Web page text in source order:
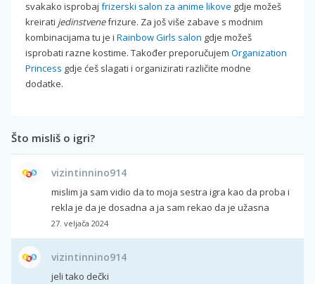
svakako isprobaj frizerski salon za anime likove gdje možeš
kreirati jedinstvenefrizure. Za još više zabave s modnim
kombinacijama tu je i Rainbow Girls salon gdje možeš
isprobati razne kostime. Također preporučujem Organization
Princess gdje ćeš slagati i organizirati različite modne
dodatke.
Što misliš o igri?
vizintinnino914
mislim ja sam vidio da to moja sestra igra kao da proba i
rekla je da je dosadna a ja sam rekao da je užasna
27. veljača 2024
vizintinnino914
jeli tako dečki